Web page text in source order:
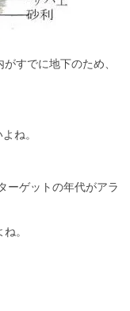
すでに地下のため、
ね。
ーゲットの年代がアラ
。